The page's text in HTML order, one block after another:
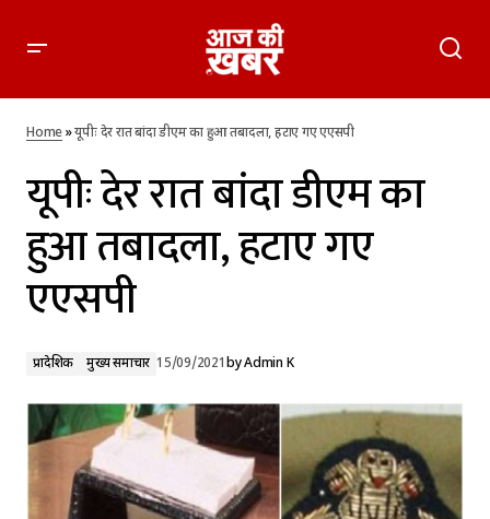
यूपीः देर रात बांदा डीएम का हुआ तबादला, हटाए गए एएसपी
Home»यूपीः देर रात बांदा डीएम का हुआ तबादला, हटाए गए एएसपी
यूपीः देर रात बांदा डीएम का
हुआ तबादला, हटाए गए
एएसपी
प्रादेशिक मुख्य समाचार 15/09/2021byAdmin K